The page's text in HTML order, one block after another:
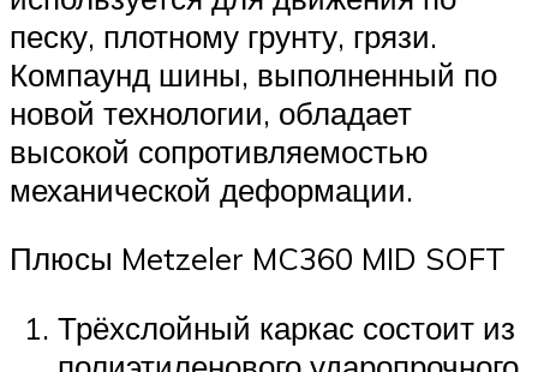
песку, плотному грунту, грязи.
Компаунд шины, выполненный по
новой технологии, обладает
высокой сопротивляемостью
механической деформации.
Плюсы Metzeler MC360 MID SOFT
Трёхслойный каркас состоит из